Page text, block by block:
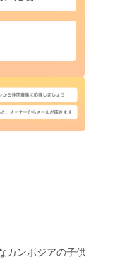
カンボジアの子供